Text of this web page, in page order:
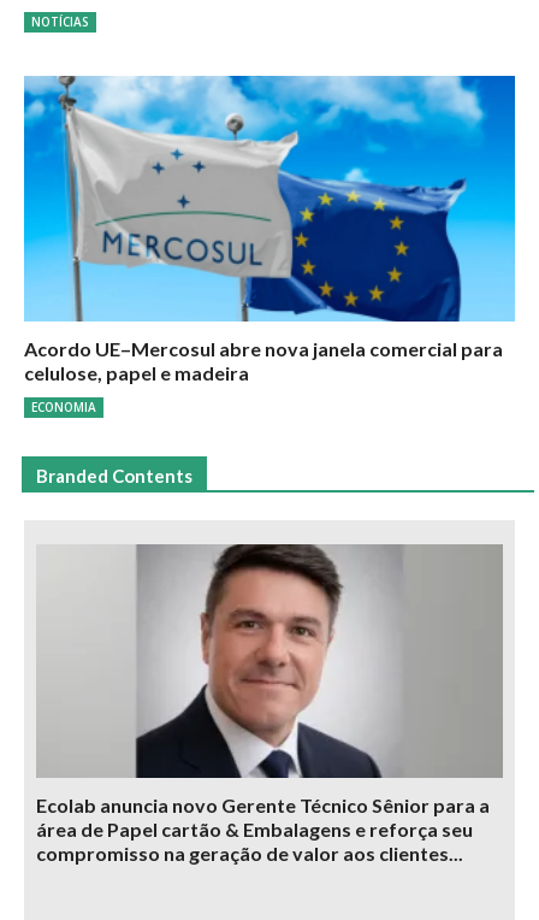
NOTÍCIAS
Acordo UE–Mercosul abre nova janela comercial para
celulose, papel e madeira
ECONOMIA
Branded Contents
Ecolab anuncia novo Gerente Técnico Sênior para a
área de Papel cartão & Embalagens e reforça seu
compromisso na geração de valor aos clientes...